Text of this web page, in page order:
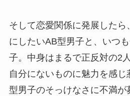
そして恋愛関係に発展したら
にしたいAB型男子と、いつ
子。中身はまるで正反対の2
自分にないものに魅力を感
型男子のそっけなさに不満が